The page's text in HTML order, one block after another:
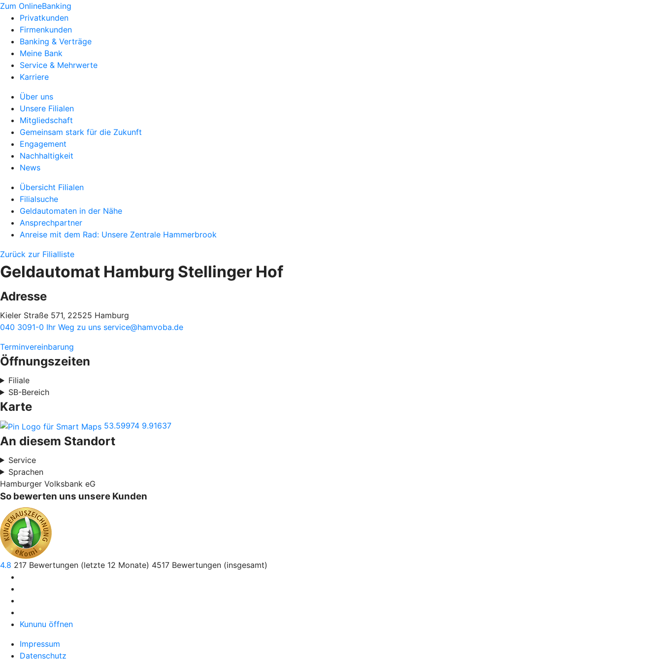
Zum OnlineBanking
Privatkunden
Firmenkunden
Banking & Verträge
Meine Bank
Service & Mehrwerte
Karriere
Über uns
Unsere Filialen
Mitgliedschaft
Gemeinsam stark für die Zukunft
Engagement
Nachhaltigkeit
News
Übersicht Filialen
Filialsuche
Geldautomaten in der Nähe
Ansprechpartner
Anreise mit dem Rad: Unsere Zentrale Hammerbrook
Zurück zur Filialliste
Geldautomat Hamburg Stellinger Hof
Adresse
Kieler Straße 571, 22525 Hamburg
040 3091-0 Ihr Weg zu uns service@hamvoba.de
Terminvereinbarung
Öffnungszeiten
Filiale
SB-Bereich
Karte
53.59974 9.91637
An diesem Standort
Service
Sprachen
Hamburger Volksbank eG
So bewerten uns unsere Kunden
4.8 217 Bewertungen (letzte 12 Monate) 4517 Bewertungen (insgesamt)
Kununu öffnen
Impressum
Datenschutz